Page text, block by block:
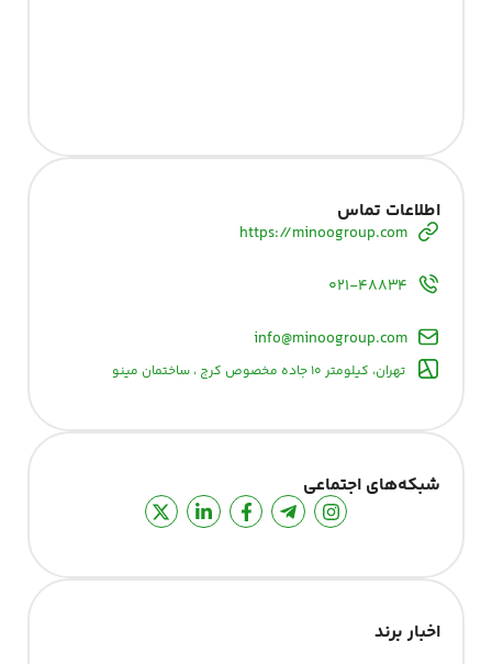
اطلاعات تماس
https://minoogroup.com
۰۲۱-۴۸۸۳۴
info@minoogroup.com
تهران، کیلومتر ۱۰ جاده مخصوص کرج ، ساختمان مینو
شبکه‌های اجتماعی
اخبار برند